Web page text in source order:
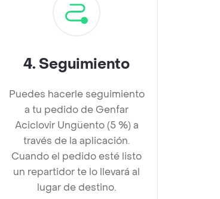
4. Seguimiento
Puedes hacerle seguimiento
a tu pedido de Genfar
Aciclovir Ungüento (5 %) a
través de la aplicación.
Cuando el pedido esté listo
un repartidor te lo llevará al
lugar de destino.